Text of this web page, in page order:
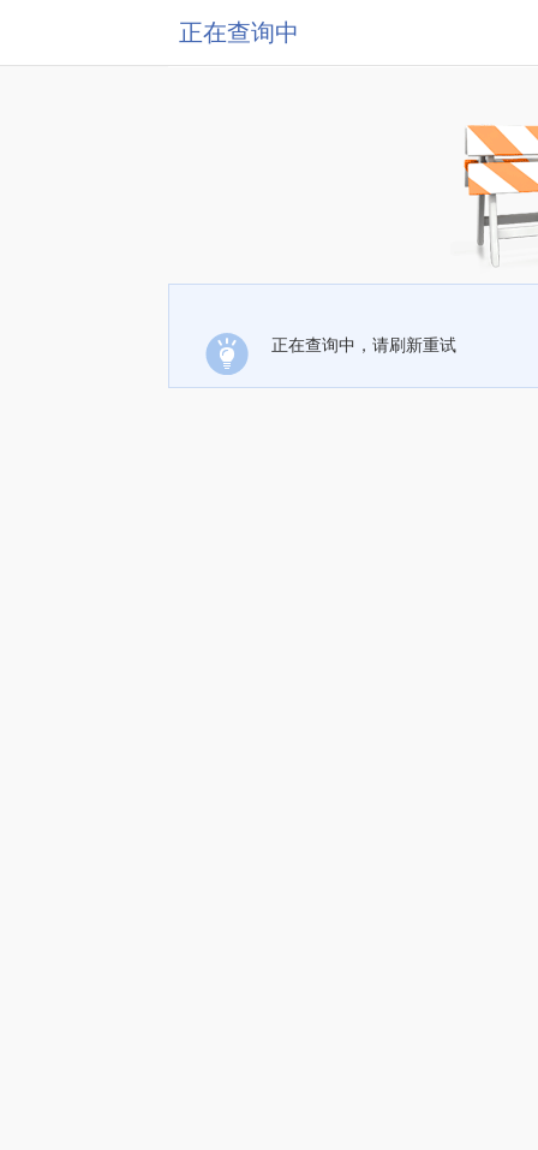
正在查询中
正在查询中，请刷新重试